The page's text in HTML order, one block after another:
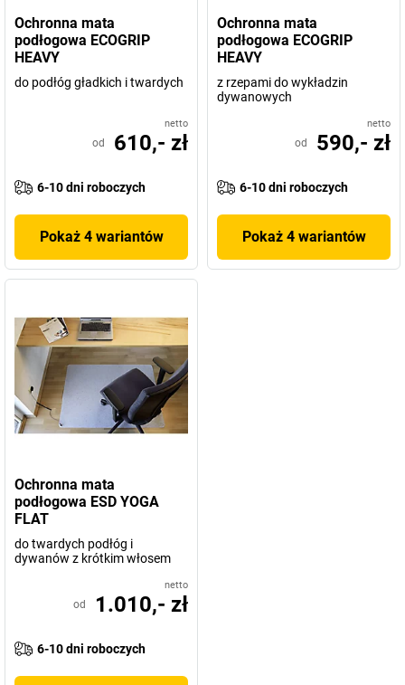
Ochronna mata
podłogowa ECOGRIP
HEAVY
do podłóg gładkich i twardych
netto
od 610,- zł
6-10 dni roboczych
Pokaż 4 wariantów
Ochronna mata
podłogowa ECOGRIP
HEAVY
z rzepami do wykładzin
dywanowych
netto
od 590,- zł
6-10 dni roboczych
Pokaż 4 wariantów
Ochronna mata
podłogowa ESD YOGA
FLAT
do twardych podłóg i
dywanów z krótkim włosem
netto
od 1.010,- zł
6-10 dni roboczych